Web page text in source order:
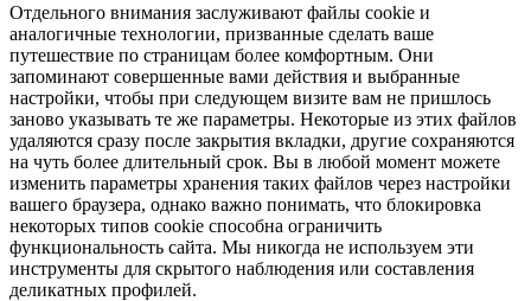
Отдельного внимания заслуживают файлы cookie и
аналогичные технологии, призванные сделать ваше
путешествие по страницам более комфортным. Они
запоминают совершенные вами действия и выбранные
настройки, чтобы при следующем визите вам не пришлось
заново указывать те же параметры. Некоторые из этих файлов
удаляются сразу после закрытия вкладки, другие сохраняются
на чуть более длительный срок. Вы в любой момент можете
изменить параметры хранения таких файлов через настройки
вашего браузера, однако важно понимать, что блокировка
некоторых типов cookie способна ограничить
функциональность сайта. Мы никогда не используем эти
инструменты для скрытого наблюдения или составления
деликатных профилей.